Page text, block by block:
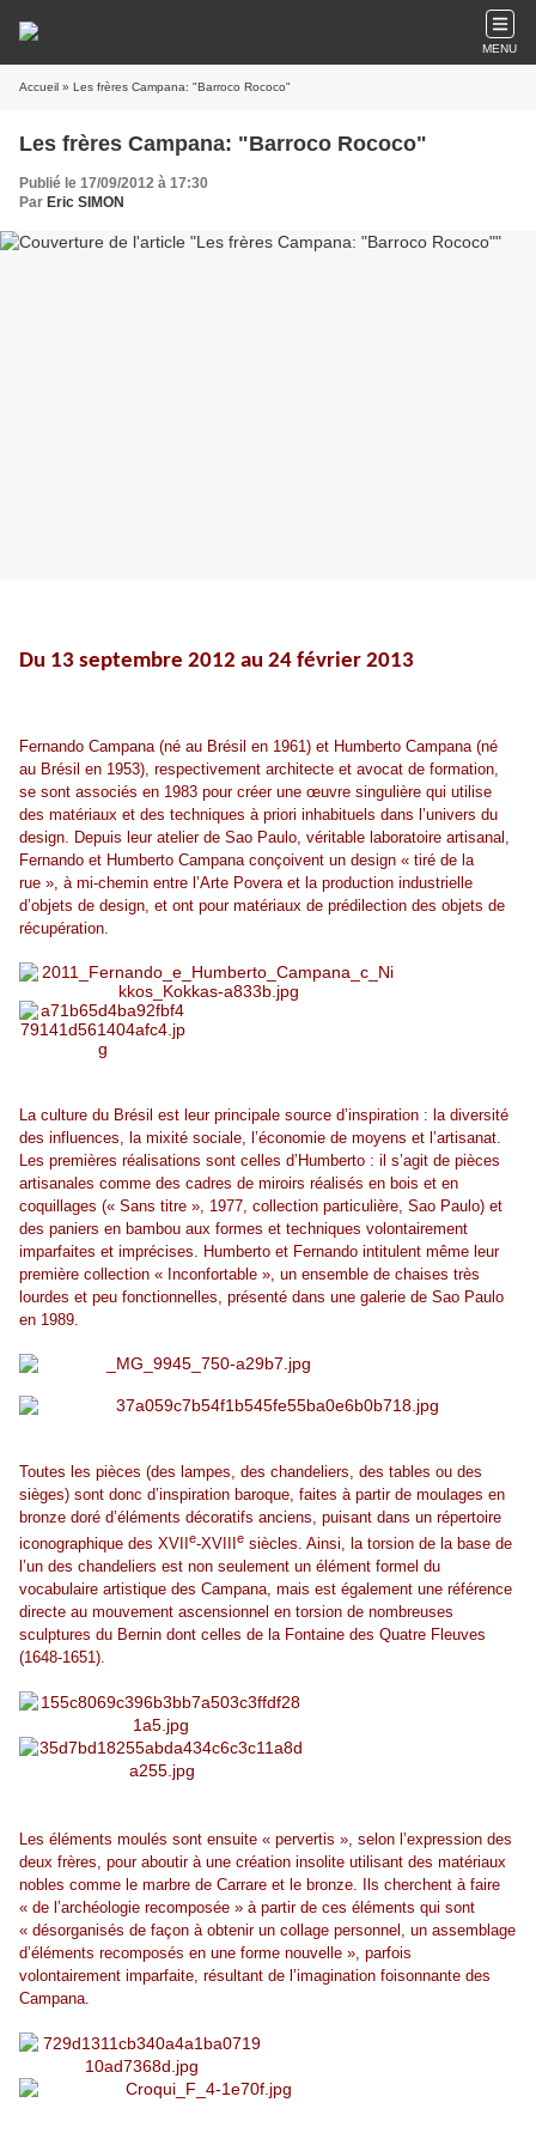
MENU
Accueil » Les frères Campana: "Barroco Rococo"
Les frères Campana: "Barroco Rococo"
Publié le 17/09/2012 à 17:30
Par Eric SIMON
Du 13 septembre 2012 au 24 février 2013
Fernando Campana (né au Brésil en 1961) et Humberto Campana (né
au Brésil en 1953), respectivement architecte et avocat de formation,
se sont associés en 1983 pour créer une œuvre singulière qui utilise
des matériaux et des techniques à priori inhabituels dans l’univers du
design. Depuis leur atelier de Sao Paulo, véritable laboratoire artisanal,
Fernando et Humberto Campana conçoivent un design « tiré de la
rue », à mi-chemin entre l’Arte Povera et la production industrielle
d’objets de design, et ont pour matériaux de prédilection des objets de
récupération.
La culture du Brésil est leur principale source d’inspiration : la diversité
des influences, la mixité sociale, l’économie de moyens et l’artisanat.
Les premières réalisations sont celles d’Humberto : il s’agit de pièces
artisanales comme des cadres de miroirs réalisés en bois et en
coquillages (« Sans titre », 1977, collection particulière, Sao Paulo) et
des paniers en bambou aux formes et techniques volontairement
imparfaites et imprécises. Humberto et Fernando intitulent même leur
première collection « Inconfortable », un ensemble de chaises très
lourdes et peu fonctionnelles, présenté dans une galerie de Sao Paulo
en 1989.
Toutes les pièces (des lampes, des chandeliers, des tables ou des
sièges) sont donc d’inspiration baroque, faites à partir de moulages en
bronze doré d’éléments décoratifs anciens, puisant dans un répertoire
iconographique des XVIIe-XVIIIe siècles. Ainsi, la torsion de la base de
l’un des chandeliers est non seulement un élément formel du
vocabulaire artistique des Campana, mais est également une référence
directe au mouvement ascensionnel en torsion de nombreuses
sculptures du Bernin dont celles de la Fontaine des Quatre Fleuves
(1648-1651).
Les éléments moulés sont ensuite « pervertis », selon l’expression des
deux frères, pour aboutir à une création insolite utilisant des matériaux
nobles comme le marbre de Carrare et le bronze. Ils cherchent à faire
« de l’archéologie recomposée » à partir de ces éléments qui sont
« désorganisés de façon à obtenir un collage personnel, un assemblage
d’éléments recomposés en une forme nouvelle », parfois
volontairement imparfaite, résultant de l’imagination foisonnante des
Campana.